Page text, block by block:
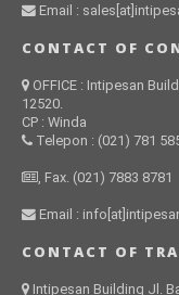
Email :
CONTACT OF
OFFICE : Intipesan
12520.
CP : Winda
Telepon : (021) 781
, Fax. (021) 7883 8781
Email :
CONTACT OF
Intipesan Building Jl.